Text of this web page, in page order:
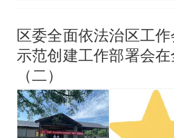
区委全面依法治区工
示范创建工作部署会
（二）